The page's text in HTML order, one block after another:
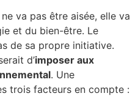
va pas être aisée, elle va
et du bien-être. Le
de sa propre initiative.
d’imposer aux
. Une
trois facteurs en compte :